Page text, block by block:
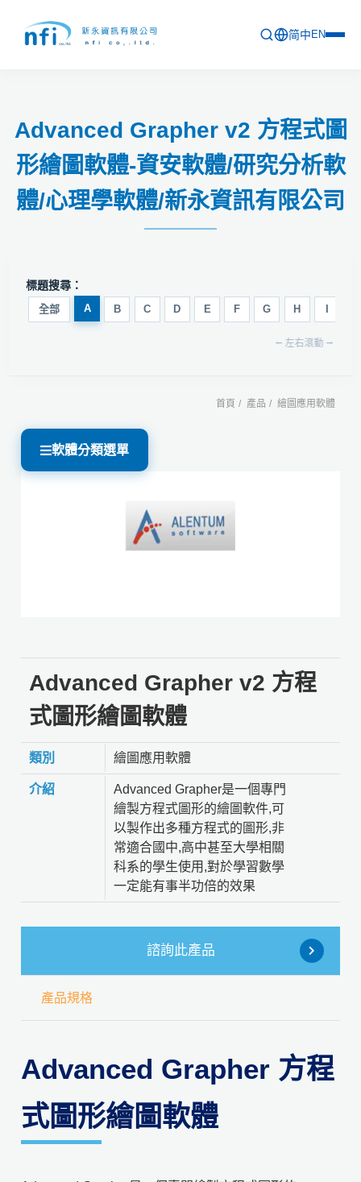
Advanced Grapher v2 方程式圖
形繪圖軟體-資安軟體/研究分析軟
體/心理學軟體/新永資訊有限公司
最新活動
產品列表
軟體更新資訊
關於新永
简中EN
標題搜尋：
全部 A B C D E F G H
⭠ 左右滾動 ⭢
首頁 產品 繪圖應用軟體
軟體分類選單
Advanced Grapher v2 方程
式圖形繪圖軟體
類別 繪圖應用軟體
介紹
Advanced Grapher是一個專門
繪製方程式圖形的繪圖軟件,可
以製作出多種方程式的圖形,非
常適合國中,高中甚至大學相關
科系的學生使用,對於學習數學
一定能有事半功倍的效果
諮詢此產品
產品規格
Advanced Grapher 方程
式圖形繪圖軟體